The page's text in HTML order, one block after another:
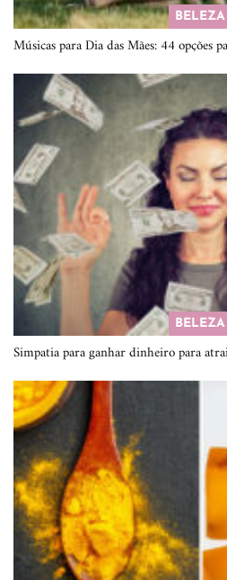
BELEZA
Músicas para Dia das Mães: 44 opções
BELEZA
Simpatia para ganhar dinheiro para